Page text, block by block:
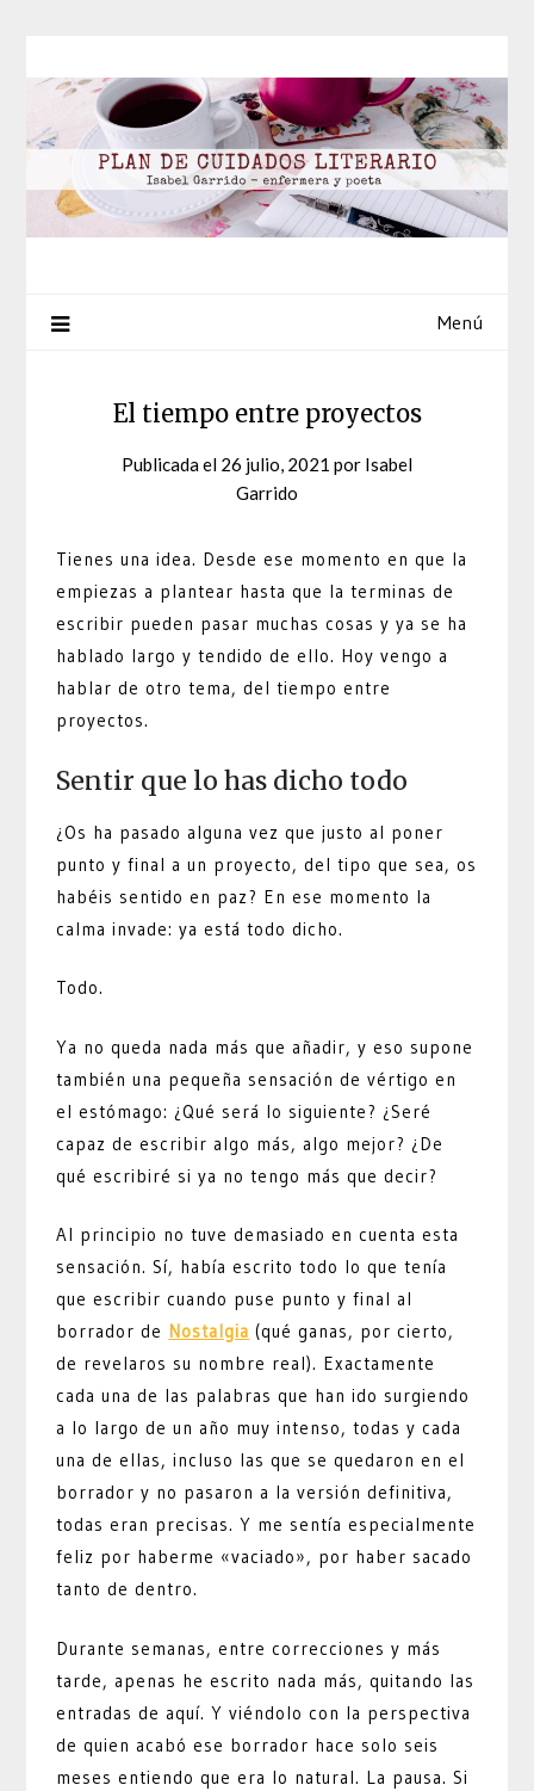
contenido
Menú
El tiempo entre proyectos
Publicada el 26 julio, 2021 por Isabel
Garrido
Tienes una idea. Desde ese momento en que la
empiezas a plantear hasta que la terminas de
escribir pueden pasar muchas cosas y ya se ha
hablado largo y tendido de ello. Hoy vengo a
hablar de otro tema, del tiempo entre
proyectos.
Sentir que lo has dicho todo
¿Os ha pasado alguna vez que justo al poner
punto y final a un proyecto, del tipo que sea, os
habéis sentido en paz? En ese momento la
calma invade: ya está todo dicho.
Todo.
Ya no queda nada más que añadir, y eso supone
también una pequeña sensación de vértigo en
el estómago: ¿Qué será lo siguiente? ¿Seré
capaz de escribir algo más, algo mejor? ¿De
qué escribiré si ya no tengo más que decir?
Al principio no tuve demasiado en cuenta esta
sensación. Sí, había escrito todo lo que tenía
que escribir cuando puse punto y final al
borrador de Nostalgia (qué ganas, por cierto,
de revelaros su nombre real). Exactamente
cada una de las palabras que han ido surgiendo
a lo largo de un año muy intenso, todas y cada
una de ellas, incluso las que se quedaron en el
borrador y no pasaron a la versión definitiva,
todas eran precisas. Y me sentía especialmente
feliz por haberme «vaciado», por haber sacado
tanto de dentro.
Durante semanas, entre correcciones y más
tarde, apenas he escrito nada más, quitando las
entradas de aquí. Y viéndolo con la perspectiva
de quien acabó ese borrador hace solo seis
meses entiendo que era lo natural. La pausa. Si